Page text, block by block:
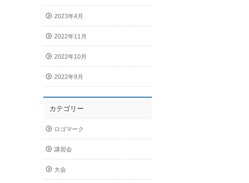
2023年4月
2022年11月
2022年10月
2022年9月
カテゴリー
ロゴマーク
講習会
大会